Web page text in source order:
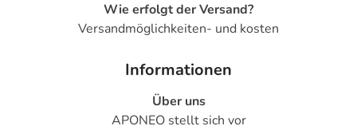
Wie erfolgt der Versand?
Versandmöglichkeiten- und kosten
Informationen
Über uns
APONEO stellt sich vor